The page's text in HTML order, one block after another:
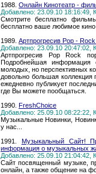
1988. Онлайн Кинотеатр -
Добавлено: 23.09.10 18:16:49,
Смотрите бесплатно
бесплатно ваше любимое
1989. Артпрогресив Pop -
Добавлено: 23.09.10 20:47:02,
Артпрогресив Pop Rock
Подробнейшая информация
молодых, но перспективных
довольно большая коллекция
ежедневно публикует
где Вы можете пообщаться.
1990. FreshChoice
Добавлено: 25.09.10 08:22:22,
Музыкальные Новинки,
у нас...
1991. Музыкальный Сайт!
информация о музыкальных
Добавлено: 25.09.10 21:04:42,
Сайт посвященный музыке,
онлайн, а также общение на